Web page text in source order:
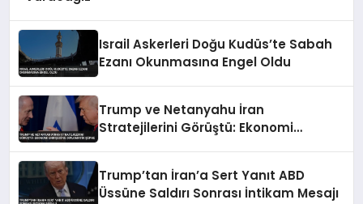
Israil Askerleri Doğu Kudüs’te Sabah
Ezanı Okunmasına Engel Oldu
Trump ve Netanyahu İran
Stratejilerini Görüştü: Ekonomi
Trump’tan İran’a Sert Yanıt ABD
Üssüne Saldırı Sonrası İntikam Mesajı